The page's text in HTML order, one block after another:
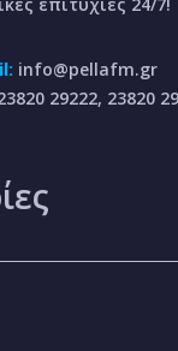
info@pellafm.gr
29222, 23820